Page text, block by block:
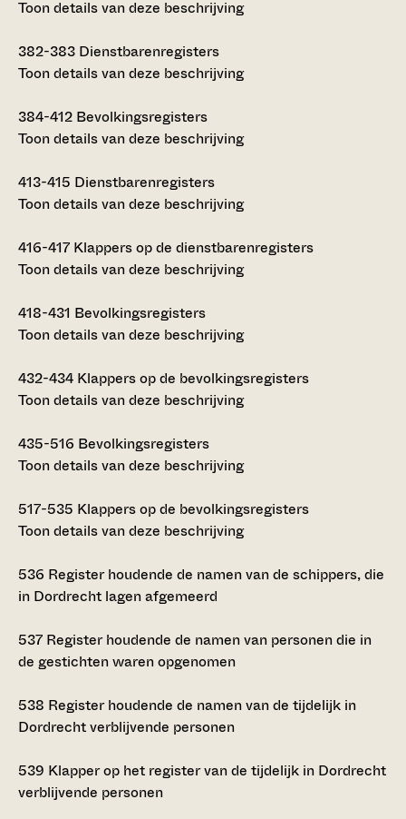
Toon details van deze beschrijving
382-383 Dienstbarenregisters
Toon details van deze beschrijving
384-412 Bevolkingsregisters
Toon details van deze beschrijving
413-415 Dienstbarenregisters
Toon details van deze beschrijving
416-417 Klappers op de dienstbarenregisters
Toon details van deze beschrijving
418-431 Bevolkingsregisters
Toon details van deze beschrijving
432-434 Klappers op de bevolkingsregisters
Toon details van deze beschrijving
435-516 Bevolkingsregisters
Toon details van deze beschrijving
517-535 Klappers op de bevolkingsregisters
Toon details van deze beschrijving
536 Register houdende de namen van de schippers, die
in Dordrecht lagen afgemeerd
537 Register houdende de namen van personen die in
de gestichten waren opgenomen
538 Register houdende de namen van de tijdelijk in
Dordrecht verblijvende personen
539 Klapper op het register van de tijdelijk in Dordrecht
verblijvende personen